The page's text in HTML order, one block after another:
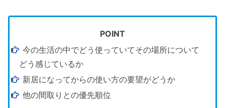
POINT
今の生活の中でどう使っていてその場所について
どう感じているか
新居になってからの使い方の要望がどうか
他の間取りとの優先順位